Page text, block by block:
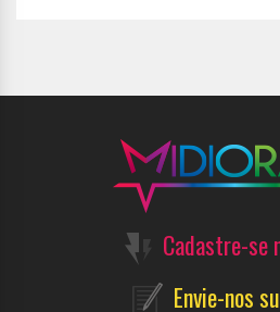
Cadastre-se
Envie-nos